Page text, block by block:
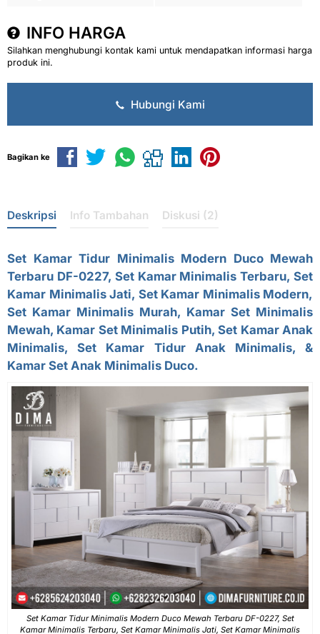
INFO HARGA
Silahkan menghubungi kontak kami untuk mendapatkan informasi harga
produk ini.
Hubungi Kami
Bagikan ke
Deskripsi Info Tambahan Diskusi (2)
Set Kamar Tidur MinimalisModern Duco Mewah
Terbaru DF-0227, Set Kamar Minimalis Terbaru, Set
Kamar Minimalis Jati, Set Kamar Minimalis Modern,
Set Kamar Minimalis Murah, Kamar Set Minimalis
Mewah, Kamar Set Minimalis Putih, Set Kamar Anak
Minimalis, Set Kamar Tidur Anak Minimalis, &
Kamar Set Anak Minimalis Duco.
Set Kamar Tidur Minimalis Modern Duco Mewah Terbaru DF-0227, Set
Kamar Minimalis Terbaru, Set Kamar Minimalis Jati, Set Kamar Minimalis